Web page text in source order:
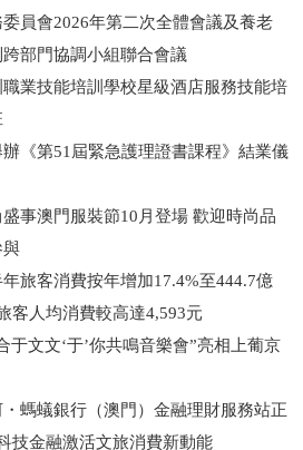
員會2026年第二次全體會議及養老
部門協調小組聯合會議
業技能培訓學校星級酒店服務技能培
《第51屆緊急護理證書課程》結業儀
事澳門服裝節10月登場 歡迎時尚品
與
旅客消費按年增加17.4%至444.7億
客人均消費較高達4,593元
于文文‘于’你共鳴音樂會”亮相上葡京
螞蟻銀行（澳門）金融理財服務站正
技金融激活文旅消費新動能